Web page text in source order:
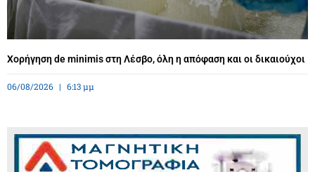
Χορήγηση de minimis στη Λέσβο, όλη η απόφαση και οι δικαιούχοι
06/08/2026 6:13 μμ